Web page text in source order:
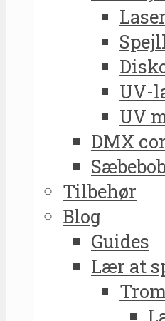
UV-
UV
DMX
Tilbehør
Blog
Guides
Lær at